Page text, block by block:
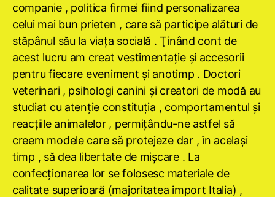
companie , politica firmei fiind personalizarea
celui mai bun prieten , care să participe alături de
stăpânul său la viaţa socială . Ţinând cont de
acest lucru am creat vestimentaţie şi accesorii
pentru fiecare eveniment şi anotimp . Doctori
veterinari , psihologi canini şi creatori de modă au
studiat cu atenţie constituţia , comportamentul şi
reacţiile animalelor , permiţându-ne astfel să
creem modele care să protejeze dar , în acelaşi
timp , să dea libertate de mişcare . La
confecţionarea lor se folosesc materiale de
calitate superioară (majoritatea import Italia) ,